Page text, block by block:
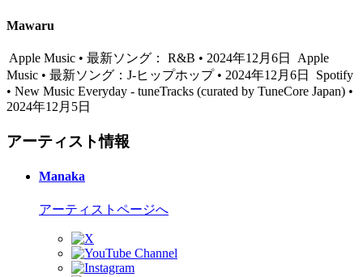
Mawaru
Apple Music • 最新ソング： R&B • 2024年12月6日
Apple
Music • 最新ソング：J-ヒップホップ • 2024年12月6日
Spotify
• New Music Everyday - tuneTracks (curated by TuneCore Japan) •
2024年12月5日
アーティスト情報
Manaka
アーティストページへ